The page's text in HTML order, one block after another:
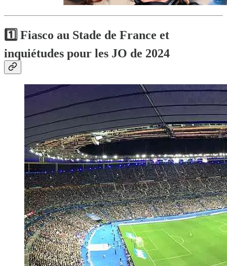
1️⃣ Fiasco au Stade de France et
inquiétudes pour les JO de 2024